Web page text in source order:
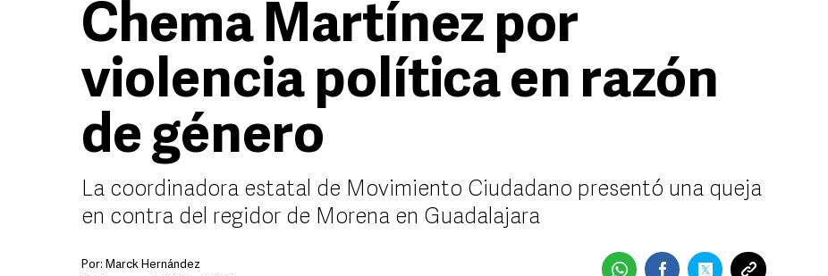
Chema Martínez por
violencia política en razón
de género
La coordinadora estatal de Movimiento Ciudadano presentó una queja
en contra del regidor de Morena en Guadalajara
Por: Marck Hernández